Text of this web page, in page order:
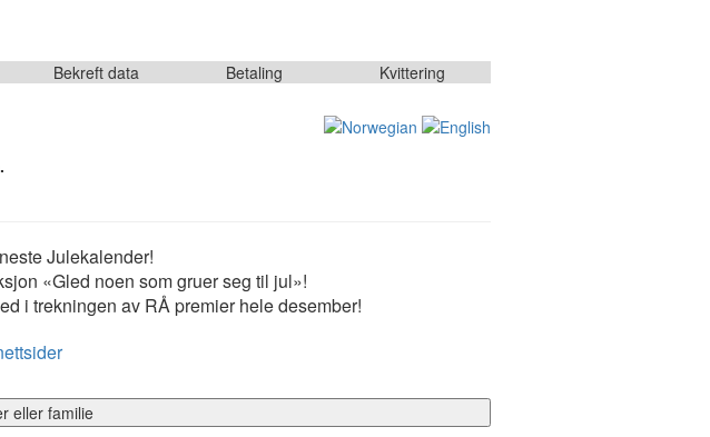
Bekreft data Betaling Kvittering
Julekalender!
«Gled noen som gruer seg til jul»!
i trekningen av RÅ premier hele desember!
eller familie